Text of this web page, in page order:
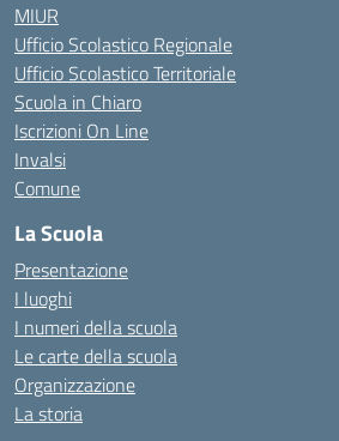
MIUR
Ufficio Scolastico Regionale
Ufficio Scolastico Territoriale
Scuola in Chiaro
Iscrizioni On Line
Invalsi
Comune
La Scuola
Presentazione
I luoghi
I numeri della scuola
Le carte della scuola
Organizzazione
La storia